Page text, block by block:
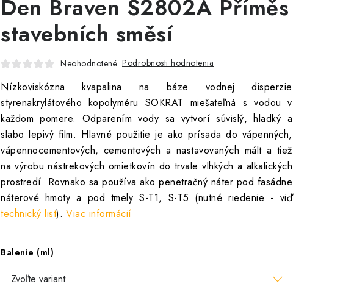
Den Braven S2802A Příměs
stavebních směsí
Neohodnotené Podrobnosti hodnotenia
Nízkoviskózna kvapalina na báze vodnej disperzie
styrenakrylátového kopolyméru SOKRAT miešateľná s vodou v
každom pomere. Odparením vody sa vytvorí súvislý, hladký a
slabo lepivý film. Hlavné použitie je ako prísada do vápenných,
vápennocementových, cementových a nastavovaných mált a tiež
na výrobu nástrekových omietkovín do trvale vlhkých a alkalických
prostredí. Rovnako sa používa ako penetračný náter pod fasádne
náterové hmoty a pod tmely S-T1, S-T5 (nutné riedenie - viď
technický list). Viac informácií
Balenie (ml)